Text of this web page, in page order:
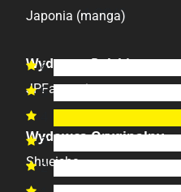
Japonia (manga)
Wydawca Polski
JPFantastica
Wydawca Oryginalny
Shueisha
4.00/6
6
5

3
 2